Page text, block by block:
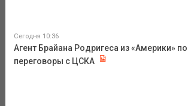
Сегодня 10:36
Агент Брайана Родригеса из «Америки»
переговоры с ЦСКА